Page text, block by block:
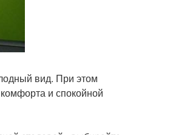
вид. При этом
и спокойной